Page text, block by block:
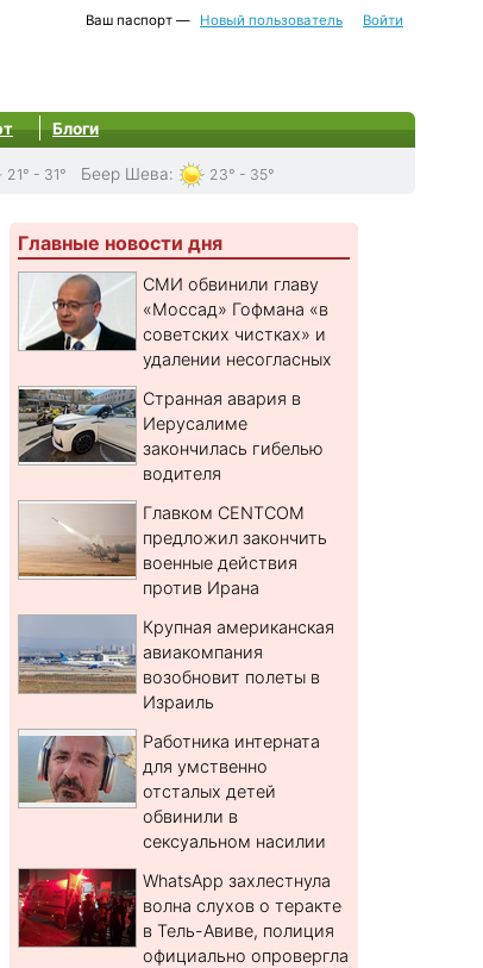
Ваш паспорт — Новый пользователь Войти
Блоги
21° - 31° Беер Шева: 23° - 35°
Главные новости дня
СМИ обвинили главу
«Моссад» Гофмана «в
советских чистках» и
удалении несогласных
Странная авария в
Иерусалиме
закончилась гибелью
водителя
Главком CENTCOM
предложил закончить
военные действия
против Ирана
Крупная американская
авиакомпания
возобновит полеты в
Израиль
Работника интерната
для умственно
отсталых детей
обвинили в
сексуальном насилии
WhatsApp захлестнула
волна слухов о теракте
в Тель-Авиве, полиция
официально опровергла